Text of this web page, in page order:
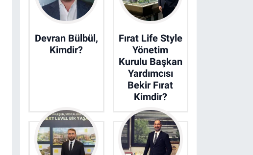
Devran Bülbül,
Kimdir?
Fırat Life Style
Yönetim
Kurulu Başkan
Yardımcısı
Bekir Fırat
Kimdir?